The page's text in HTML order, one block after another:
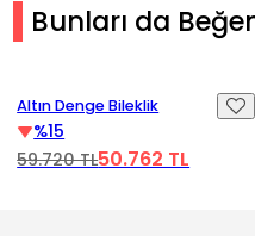
Bunları da
%15 İndirim
Denge Bileklik
%15
TL50.762 TL